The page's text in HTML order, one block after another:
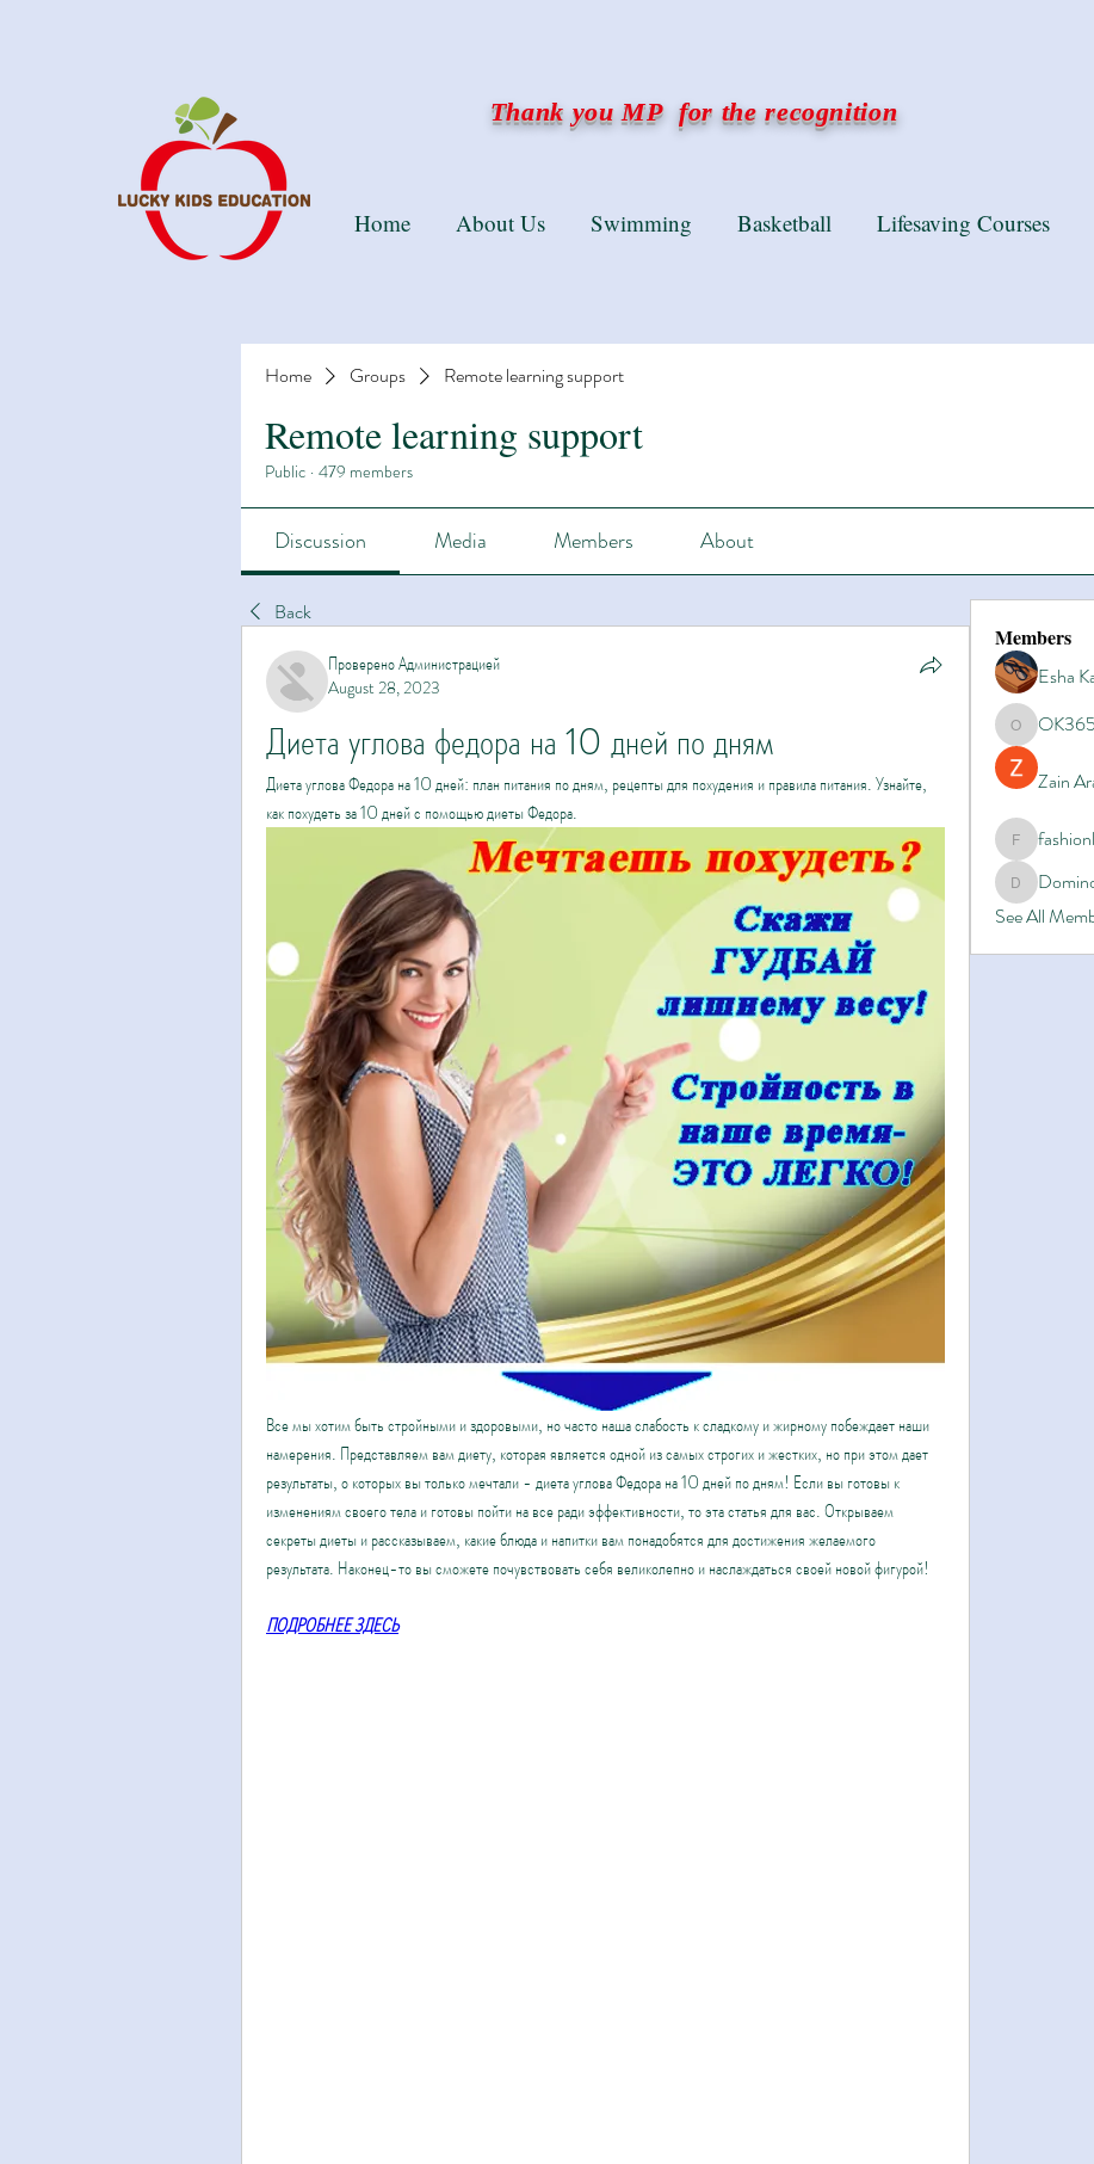
Thank you MP for the recognition
Home Groups Remote learning support
Remote learning support
Public · 479 members
Discussion Media Members About
Back
Проверено Администрацией
August 28, 2023
Диета углова федора на 10 дней по дням
Диета углова Федора на 10 дней: план питания по дням, рецепты для похудения и правила питания. Узнайте,
как похудеть за 10 дней с помощью диеты Федора.
Все мы хотим быть стройными и здоровыми, но часто наша слабость к сладкому и жирному побеждает наши
намерения. Представляем вам диету, которая является одной из самых строгих и жестких, но при этом дает
результаты, о которых вы только мечтали - диета углова Федора на 10 дней по дням! Если вы готовы к
изменениям своего тела и готовы пойти на все ради эффективности, то эта статья для вас. Открываем
секреты диеты и рассказываем, какие блюда и напитки вам понадобятся для достижения желаемого
результата. Наконец-то вы сможете почувствовать себя великолепно и наслаждаться своей новой фигурой!
ПОДРОБНЕЕ ЗДЕСЬ
Members
Esha
OK365OK365
Zain
Domino88
See All
Home About Us Swimming Basketball Lifesaving Courses